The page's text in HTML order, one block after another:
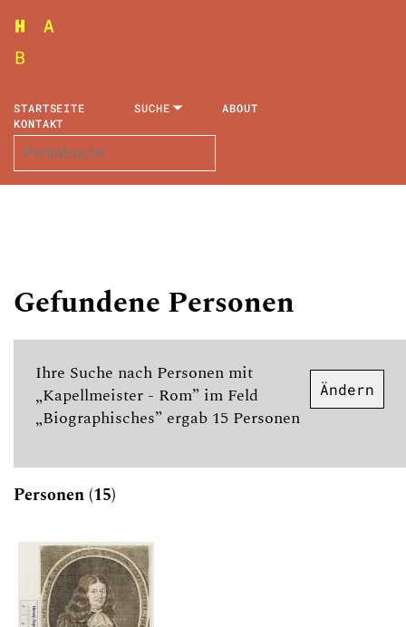
STARTSEITE SUCHE
ABOUT
KONTAKT
Gefundene Personen
Ihre Suche nach Personen mit
„Kapellmeister - Rom” im Feld
„Biographisches” ergab 15 Personen
Ändern
Personen (15)